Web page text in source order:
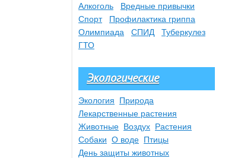
Алкоголь
Вредные привычки
Спорт
Профилактика гриппа
Олимпиада
СПИД
Туберкулез
ГТО
Экологические
Экология
Природа
Лекарственные растения
Животные Воздух Растения
Собаки О воде Птицы
День защиты животных